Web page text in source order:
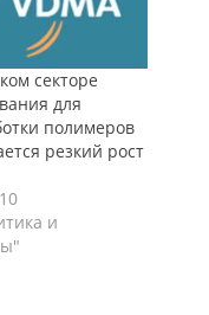
секторе
для
полимеров
резкий рост
и